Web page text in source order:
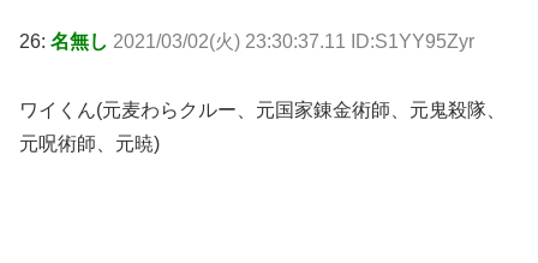
26: 名無し 2021/03/02(火) 23:30:37.11 ID:S1YY95Zyr
ワイくん(元麦わらクルー、元国家錬金術師、元鬼殺隊、
元呪術師、元暁)